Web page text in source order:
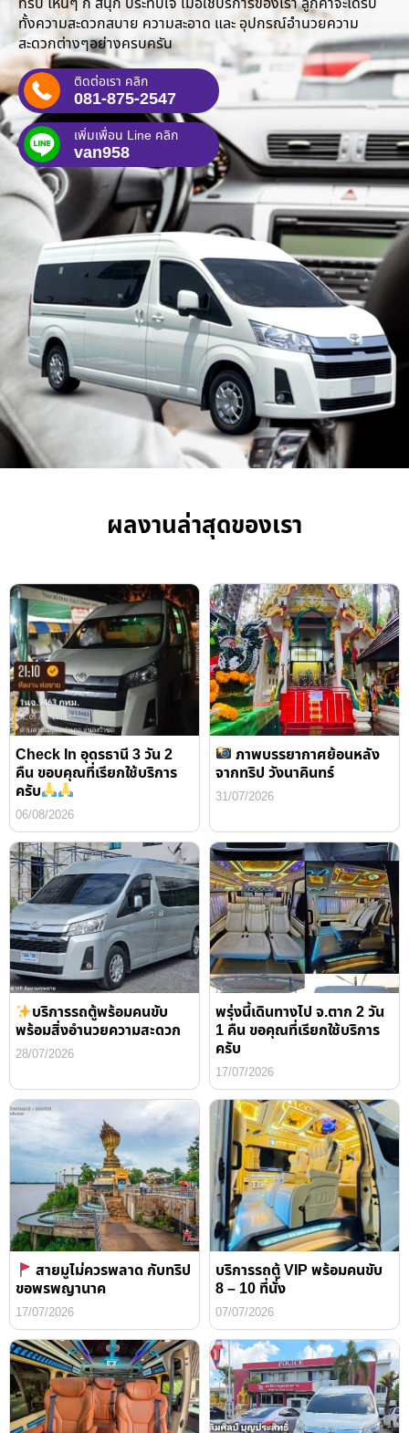
ทั้งความสะดวกสบาย ความสะอาด และ อุปกรณ์อำนวยความ
สะดวกต่างๆอย่างครบครัน
ติดต่อเรา คลิก
081-875-2547
เพิ่มเพื่อน Line คลิก
van958
ผลงานล่าสุดของเรา
Check In อุดรธานี 3 วัน 2
คืน ขอบคุณที่เรียกใช้บริการ
ครับ
06/08/2026
ภาพบรรยากาศย้อนหลัง
จากทริป วังนาคินทร์
31/07/2026
บริการรถตู้พร้อมคนขับ
พร้อมสิ่งอำนวยความสะดวก
28/07/2026
พรุ่งนี้เดินทางไป จ.ตาก 2 วัน
1 คืน ขอคุณที่เรียกใช้บริการ
ครับ
17/07/2026
สายมูไม่ควรพลาด กับทริป
ขอพรพญานาค
17/07/2026
บริการรถตู้ VIP พร้อมคนขับ
8 – 10 ที่นั่ง
07/07/2026